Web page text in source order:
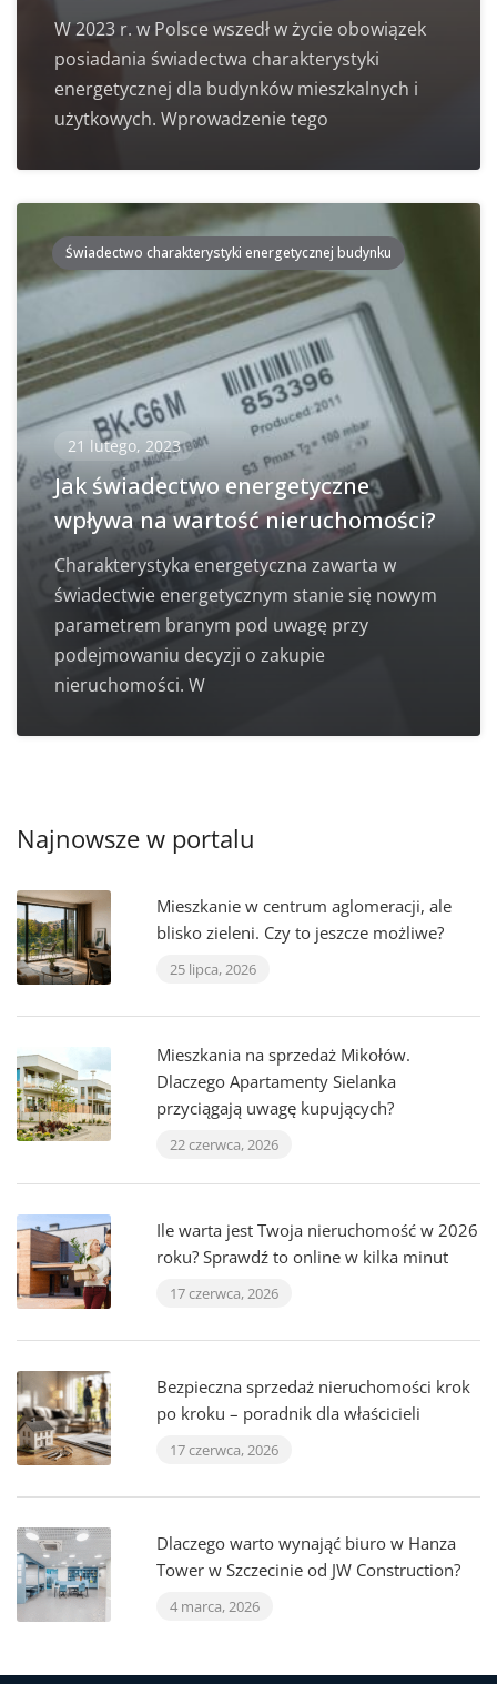
W 2023 r. w Polsce wszedł w życie obowiązek
posiadania świadectwa charakterystyki
energetycznej dla budynków mieszkalnych i
użytkowych. Wprowadzenie tego
Świadectwo charakterystyki energetycznej budynku
21 lutego, 2023
Jak świadectwo energetyczne
wpływa na wartość nieruchomości?
Charakterystyka energetyczna zawarta w
świadectwie energetycznym stanie się nowym
parametrem branym pod uwagę przy
podejmowaniu decyzji o zakupie
nieruchomości. W
Najnowsze w portalu
Mieszkanie w centrum aglomeracji, ale
blisko zieleni. Czy to jeszcze możliwe?
25 lipca, 2026
Mieszkania na sprzedaż Mikołów.
Dlaczego Apartamenty Sielanka
przyciągają uwagę kupujących?
22 czerwca, 2026
Ile warta jest Twoja nieruchomość w 2026
roku? Sprawdź to online w kilka minut
17 czerwca, 2026
Bezpieczna sprzedaż nieruchomości krok
po kroku – poradnik dla właścicieli
17 czerwca, 2026
Dlaczego warto wynająć biuro w Hanza
Tower w Szczecinie od JW Construction?
4 marca, 2026